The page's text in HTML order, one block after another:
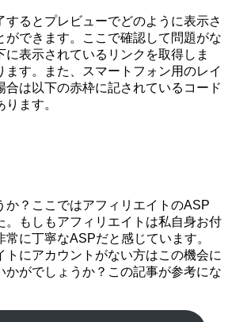
するとプレビューでどのように表示さ
ができます。ここで確認して問題がな
に表示されているリンクを取得しま
ます。また、スマートフォン用のレイ
合は以下の赤枠に記されているコード
ます。
か？ここではアフィリエイトのASP
。もしもアフィリエイトは私自身お付
常に丁寧なASPだと感じています。
トにアカウントがない方はこの機会に
かがでしょうか？この記事が参考にな